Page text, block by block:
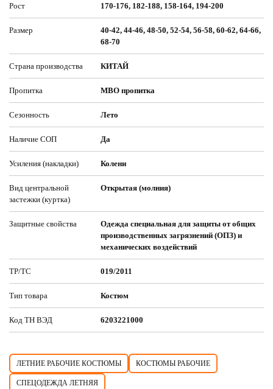
Рост 170-176, 182-188, 158-164, 194-200
Размер
40-42, 44-46, 48-50, 52-54, 56-58, 60-62, 64-66,
68-70
Страна производства КИТАЙ
Пропитка МВО пропитка
Сезонность Лето
Наличие СОП Да
Усиления (накладки) Колени
Вид центральной
застежки (куртка)
Открытая (молния)
Защитные свойства
Одежда специальная для защиты от общих
производственных загрязнений (ОПЗ) и
механических воздействий
ТР/ТС 019/2011
Тип товара Костюм
Код ТН ВЭД 6203221000
ЛЕТНИЕ РАБОЧИЕ КОСТЮМЫ КОСТЮМЫ РАБОЧИЕ
СПЕЦОДЕЖДА ЛЕТНЯЯ